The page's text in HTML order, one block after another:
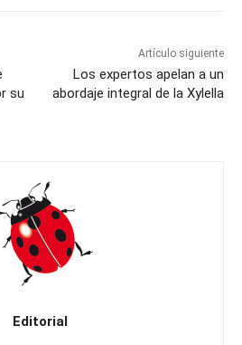
su
Artículo siguiente
Los expertos apelan a un
abordaje integral de la Xylella
Editorial